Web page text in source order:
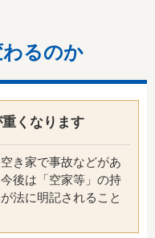
るのか
くなります
き家で事故などがあ
後は「空家等」の持
法に明記されること